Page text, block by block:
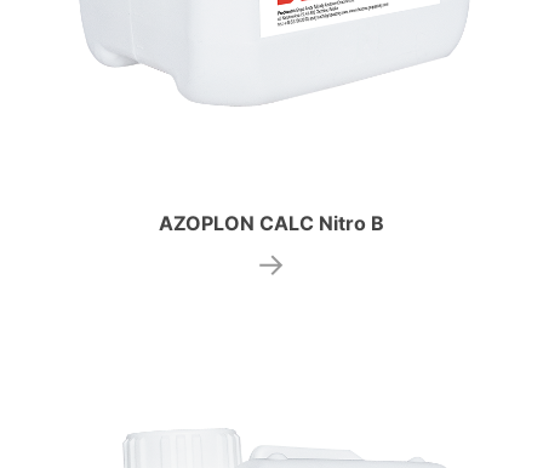
AZOPLON CALC Nitro B
→